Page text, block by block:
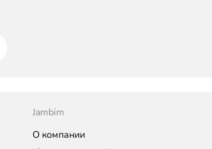
Jambim
О компании